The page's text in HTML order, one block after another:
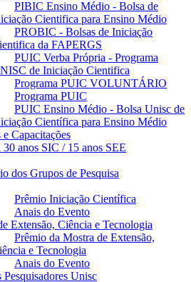
PIBIC Ensino Médio - Bolsa de
Cientifica para Ensino Médio
PROBIC - Bolsas de Iniciação
da FAPERGS
PUIC Verba Própria - Programa
de Iniciação Cientifica
Programa PUIC VOLUNTÁRIO
Programa PUIC
PUIC Ensino Médio - Bolsa Unisc de
Científica para Ensino Médio
Capacitações
30 anos SIC / 15 anos SEE
dos Grupos de Pesquisa
Prêmio Iniciação Científica
Anais do Evento
Extensão, Ciência e Tecnologia
Prêmio da Mostra de Extensão,
e Tecnologia
Anais do Evento
Pesquisadores Unisc